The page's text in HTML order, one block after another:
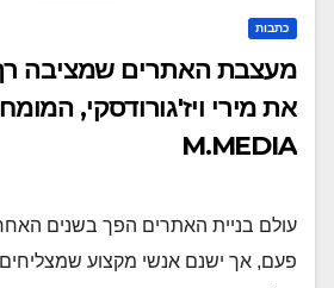
כתבות
מעצבת האתרים שמציבה
את מירי ויז'גורודסקי,
M.MEDIA
עולם בניית האתרים הפך בשנים
פעם, אך ישנם אנשי מקצוע שמצליחים